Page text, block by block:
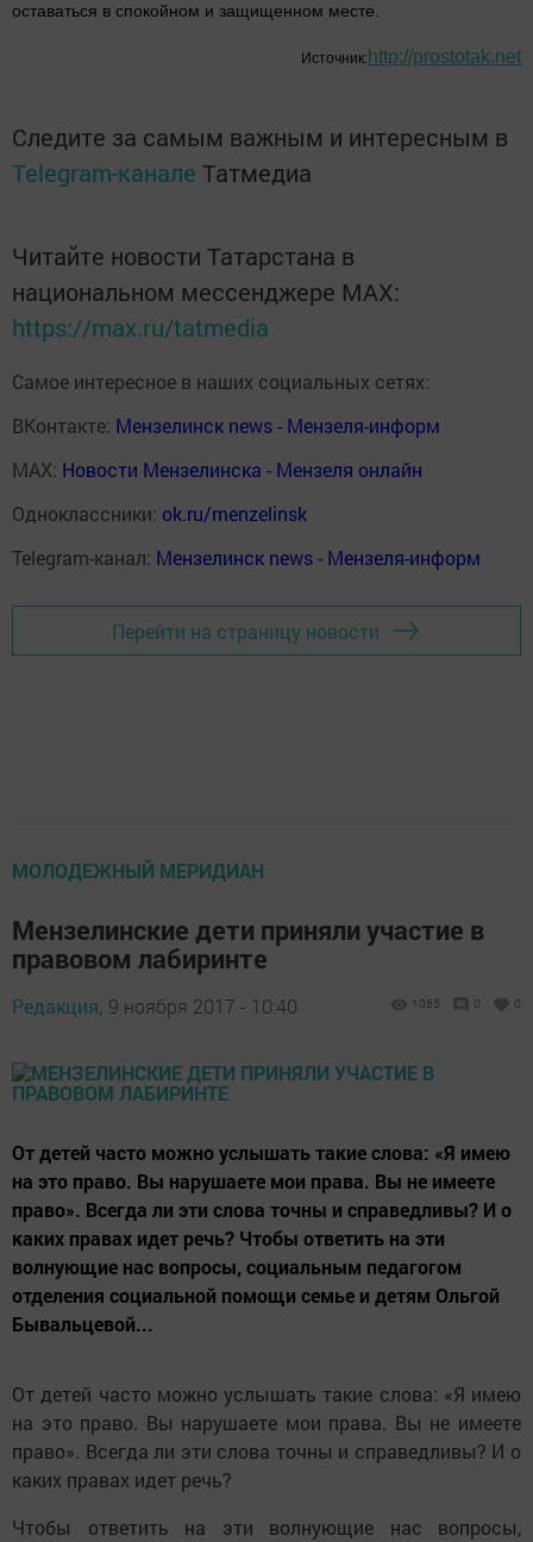
оставаться в спокойном и защищенном месте.
Источник: http://prostotak.net
Следите за самым важным и интересным в
Telegram-канале Татмедиа
Читайте новости Татарстана в
национальном мессенджере MАХ:
https://max.ru/tatmedia
Самое интересное в наших социальных сетях:
ВКонтакте: Мензелинск news - Мензеля-информ
MAX: Новости Мензелинска - Мензеля онлайн
Одноклассники: ok.ru/menzelinsk
Telegram-канал: Мензелинск news - Мензеля-информ
Перейти на страницу новости
МОЛОДЕЖНЫЙ МЕРИДИАН
Мензелинские дети приняли участие в
правовом лабиринте
Редакция, 9 ноября 2017 - 10:40 1065 0 0
От детей часто можно услышать такие слова: «Я имею
на это право. Вы нарушаете мои права. Вы не имеете
право». Всегда ли эти слова точны и справедливы? И о
каких правах идет речь? Чтобы ответить на эти
волнующие нас вопросы, социальным педагогом
отделения социальной помощи семье и детям Ольгой
Бывальцевой...
От детей часто можно услышать такие слова: «Я имею
на это право. Вы нарушаете мои права. Вы не имеете
право». Всегда ли эти слова точны и справедливы? И о
каких правах идет речь?
Чтобы ответить на эти волнующие нас вопросы,